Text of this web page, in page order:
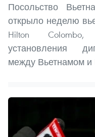
Посольство
открыло неделю
Hilton
установления
между Вьетнамом и